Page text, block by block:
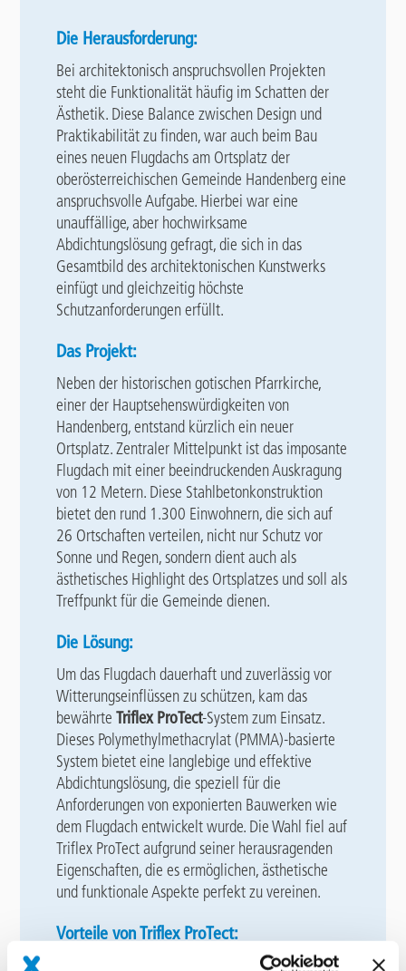
Die Herausforderung:
Bei architektonisch anspruchsvollen Projekten
steht die Funktionalität häufig im Schatten der
Ästhetik. Diese Balance zwischen Design und
Praktikabilität zu finden, war auch beim Bau
eines neuen Flugdachs am Ortsplatz der
oberösterreichischen Gemeinde Handenberg eine
anspruchsvolle Aufgabe. Hierbei war eine
unauffällige, aber hochwirksame
Abdichtungslösung gefragt, die sich in das
Gesamtbild des architektonischen Kunstwerks
einfügt und gleichzeitig höchste
Schutzanforderungen erfüllt.
Das Projekt:
Neben der historischen gotischen Pfarrkirche,
einer der Hauptsehenswürdigkeiten von
Handenberg, entstand kürzlich ein neuer
Ortsplatz. Zentraler Mittelpunkt ist das imposante
Flugdach mit einer beeindruckenden Auskragung
von 12 Metern. Diese Stahlbetonkonstruktion
bietet den rund 1.300 Einwohnern, die sich auf
26 Ortschaften verteilen, nicht nur Schutz vor
Sonne und Regen, sondern dient auch als
ästhetisches Highlight des Ortsplatzes und soll als
Treffpunkt für die Gemeinde dienen.
Die Lösung:
Um das Flugdach dauerhaft und zuverlässig vor
Witterungseinflüssen zu schützen, kam das
bewährteTriflex ProTect-System zum Einsatz.
Dieses Polymethylmethacrylat (PMMA)-basierte
System bietet eine langlebige und effektive
Abdichtungslösung, die speziell für die
Anforderungen von exponierten Bauwerken wie
dem Flugdach entwickelt wurde. Die Wahl fiel auf
Triflex ProTect aufgrund seiner herausragenden
Eigenschaften, die es ermöglichen, ästhetische
und funktionale Aspekte perfekt zu vereinen.
Vorteile von Triflex ProTect: